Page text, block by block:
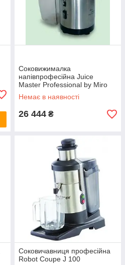
Соковижималка
напівпрофесійна Juice
Master Professional by Miro
42.6
Немає в наявності
26 444 ₴
Соковичавниця професійна
Robot Coupe J 100